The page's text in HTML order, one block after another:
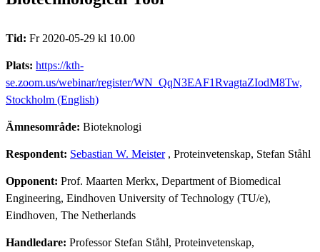
Tid: Fr 2020-05-29 kl 10.00
Plats: https://kth-
se.zoom.us/webinar/register/WN_QqN3EAF1RvagtaZIodM8Tw,
Stockholm (English)
Ämnesområde: Bioteknologi
Respondent: Sebastian W. Meister, Proteinvetenskap, Stefan Ståhl
Opponent: Prof. Maarten Merkx, Department of Biomedical
Engineering, Eindhoven University of Technology (TU/e),
Eindhoven, The Netherlands
Handledare: Professor Stefan Ståhl, Proteinvetenskap,